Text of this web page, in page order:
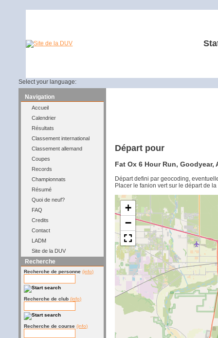
Select your language:
Navigation
Accueil
Calendrier
Résultats
Classement international
Classement allemand
Coupes
Records
Championnats
Résumé
Quoi de neuf?
FAQ
Credits
Contact
LADM
Site de la DUV
Recherche
Recherche de personne (info)
Recherche de club (info)
Recherche de course (info)
Départ pour
Fat Ox 6 Hour Run, Goodyear,
Départ defini par geocoding,
Placer le fanion vert sur le départ de
+
−